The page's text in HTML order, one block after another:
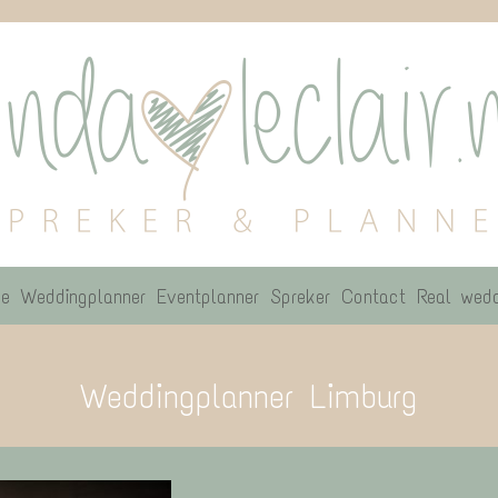
Weddingplanner Eventplanner Spreker Contact Real
Weddingplanner Limburg